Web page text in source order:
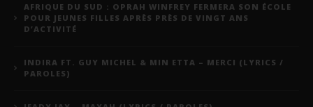
AFRIQUE DU SUD : OPRAH WINFREY FERMERA SON ÉCOLE
POUR JEUNES FILLES APRÈS PRÈS DE VINGT ANS
D’ACTIVITÉ
INDIRA FT. GUY MICHEL & MIN ETTA – MERCI (LYRICS /
PAROLES)